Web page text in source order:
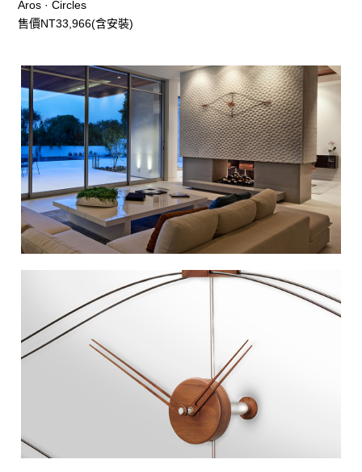
Aros · Circles
售價NT33,966(含安裝)